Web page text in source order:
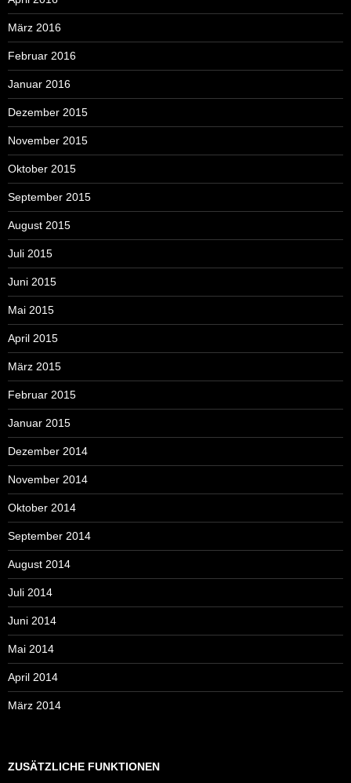
März 2016
Februar 2016
Januar 2016
Dezember 2015
November 2015
Oktober 2015
September 2015
August 2015
Juli 2015
Juni 2015
Mai 2015
April 2015
März 2015
Februar 2015
Januar 2015
Dezember 2014
November 2014
Oktober 2014
September 2014
August 2014
Juli 2014
Juni 2014
Mai 2014
April 2014
März 2014
ZUSÄTZLICHE FUNKTIONEN